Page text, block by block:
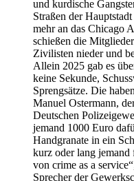
und kurdische
Straßen der
mehr an das Chicago
schießen die
Zivilisten nieder und
Allein 2025 gab es
keine Sekunde,
Sprengsätze. Die
Manuel Ostermann,
Deutschen
jemand 1000 Euro
Handgranate in ein
kurz oder lang
von crime as a
Sprecher der